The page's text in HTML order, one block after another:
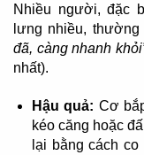
Nhiều người, đặc
lưng nhiều, thường
đã, càng nhanh
nhất).
Hậu quả: Cơ
kéo căng hoặc
lại bằng cách